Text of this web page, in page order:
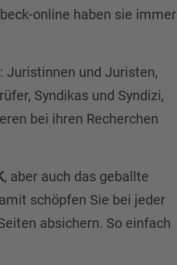
online haben sie immer
und Juristen,
Syndikas und Syndizi,
bei ihren Recherchen
, aber auch das geballte
schöpfen Sie bei jeder
absichern. So einfach